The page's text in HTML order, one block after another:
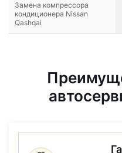
Замена компрессора
кондиционера Nissan
Qashqai